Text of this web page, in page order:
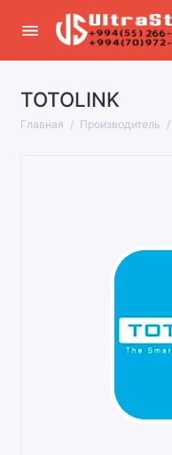
TOTOLINK
Главная Производитель